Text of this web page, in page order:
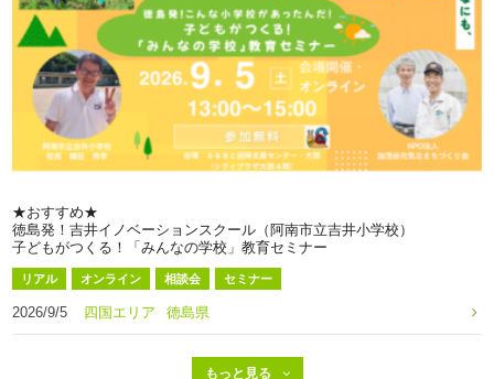
★おすすめ★
徳島発！吉井イノベーションスクール（阿南市立吉井小学校）
子どもがつくる！「みんなの学校」教育セミナー
リアル オンライン 相談会 セミナー
2026/9/5 四国エリア 徳島県